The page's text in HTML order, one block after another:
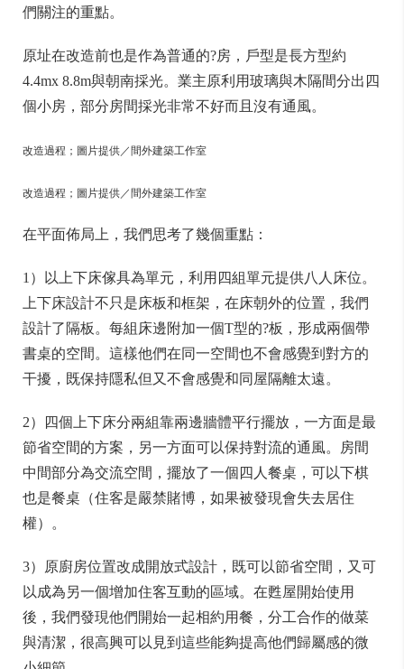
們關注的重點。
原址在改造前也是作為普通的?房，戶型是長方型約
4.4mx 8.8m與朝南採光。業主原利用玻璃與木隔間分出四
個小房，部分房間採光非常不好而且沒有通風。
改造過程；圖片提供／間外建築工作室
改造過程；圖片提供／間外建築工作室
在平面佈局上，我們思考了幾個重點：
1）以上下床傢具為單元，利用四組單元提供八人床位。
上下床設計不只是床板和框架，在床朝外的位置，我們
設計了隔板。每組床邊附加一個T型的?板，形成兩個帶
書桌的空間。這樣他們在同一空間也不會感覺到對方的
干擾，既保持隱私但又不會感覺和同屋隔離太遠。
2）四個上下床分兩組靠兩邊牆體平行擺放，一方面是最
節省空間的方案，另一方面可以保持對流的通風。房間
中間部分為交流空間，擺放了一個四人餐桌，可以下棋
也是餐桌（住客是嚴禁賭博，如果被發現會失去居住
權）。
3）原廚房位置改成開放式設計，既可以節省空間，又可
以成為另一個增加住客互動的區域。在甦屋開始使用
後，我們發現他們開始一起相約用餐，分工合作的做菜
與清潔，很高興可以見到這些能夠提高他們歸屬感的微